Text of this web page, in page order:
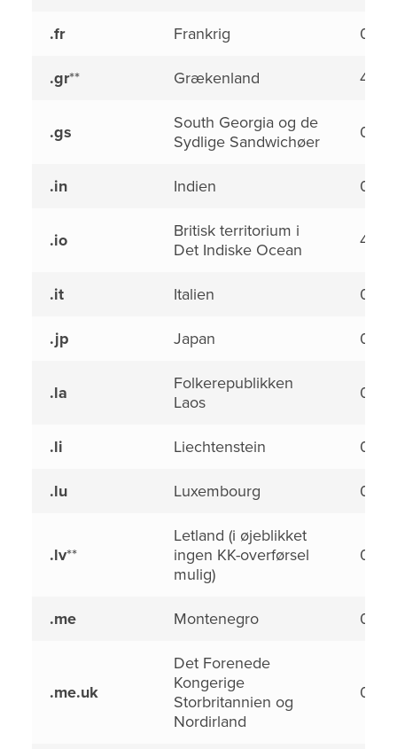
.fr Frankrig 0,00
.gr** Grækenland 4,50
.gs
South Georgia og de
Sydlige Sandwichøer
0,00
.in Indien 0,00
.io
Britisk territorium i
Det Indiske Ocean
4,50
.it Italien 0,00
.jp Japan 0,00
.la
Folkerepublikken
Laos
0,00
.li Liechtenstein 0,00
.lu Luxembourg 0,00
.lv**
Letland (i øjeblikket
ingen KK-overførsel
mulig)
0,00
.me Montenegro 0,00
.me.uk
Det Forenede
Kongerige
Storbritannien og
Nordirland
0,00